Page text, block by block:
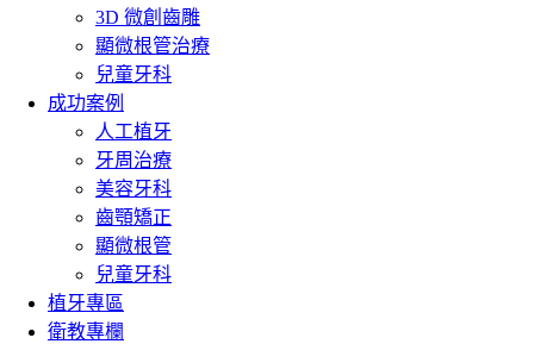
3D 微創齒雕
顯微根管治療
兒童牙科
成功案例
人工植牙
牙周治療
美容牙科
齒顎矯正
顯微根管
兒童牙科
植牙專區
衛教專欄